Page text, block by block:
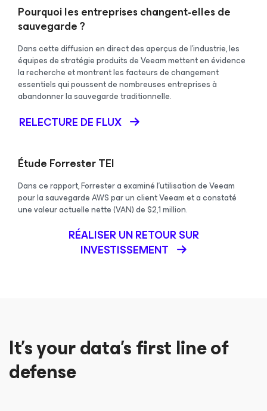
Pourquoi les entreprises changent-elles de
sauvegarde ?
Dans cette diffusion en direct des aperçus de l'industrie, les
équipes de stratégie produits de Veeam mettent en évidence
la recherche et montrent les facteurs de changement
essentiels qui poussent de nombreuses entreprises à
abandonner la sauvegarde traditionnelle.
RELECTURE DE FLUX
Étude Forrester TEI
Dans ce rapport, Forrester a examiné l’utilisation de Veeam
pour la sauvegarde AWS par un client Veeam et a constaté
une valeur actuelle nette (VAN) de $2,1 million.
RÉALISER UN RETOUR SUR
INVESTISSEMENT
It’s your data’s first line of
defense